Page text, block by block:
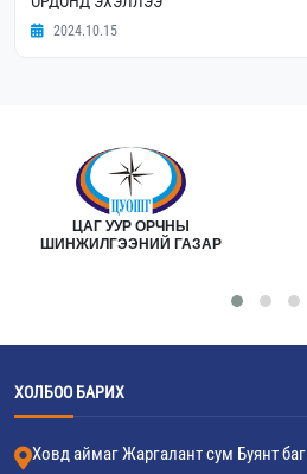
2024.10.15
ЦАГ УУР ОРЧНЫ
ШИНЖИЛГЭЭНИЙ ГАЗАР
ХОЛБОО БАРИХ
Ховд аймаг Жаргалант сум Буянт баг